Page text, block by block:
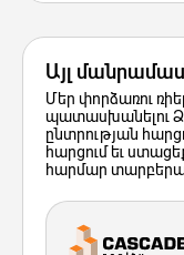
Այլ
Մեր փորձառու
պատասխանելու
ընտրության
հարցում եւ
հարմար